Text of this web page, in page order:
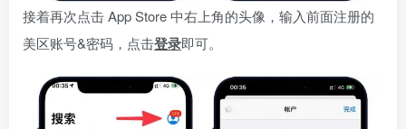
接着再次点击 App Store 中右上角的头像，输入前面注册的
美区账号&密码，点击登录即可。